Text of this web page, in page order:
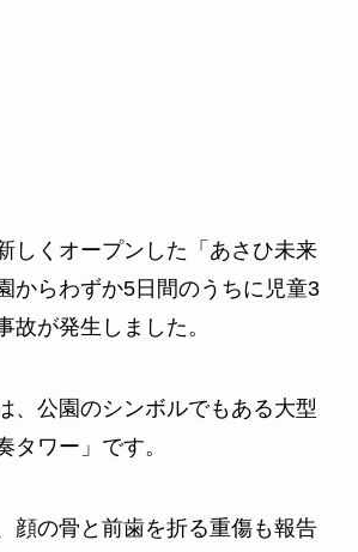
しくオープンした「あさひ未来
からわずか5日間のうちに児童3
故が発生しました。
、公園のシンボルでもある大型
タワー」です。
顔の骨と前歯を折る重傷も報告